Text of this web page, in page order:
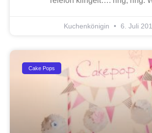
Kuchenkönigin 6. Juli
Cake Pops